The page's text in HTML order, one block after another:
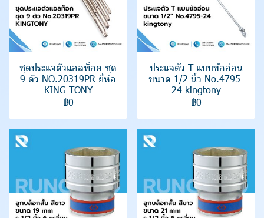
ชุดประแจตัวแอลท็อค ชุด
9 ตัว NO.20319PR ยี่ห้อ
KING TONY
฿0
ประแจตัว T แบบข้ออ่อน
ขนาด 1/2 นิ้ว No.4795-
24 kingtony
฿0